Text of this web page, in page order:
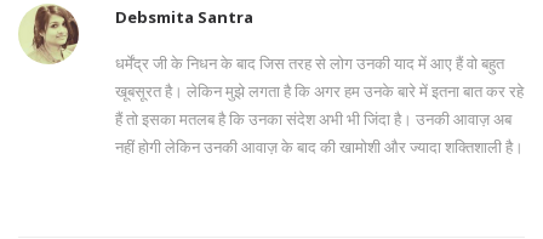
Debsmita Santra
धर्मेंद्र जी के निधन के बाद जिस तरह से लोग उनकी याद में आए हैं वो बहुत
खूबसूरत है। लेकिन मुझे लगता है कि अगर हम उनके बारे में इतना बात कर रहे
हैं तो इसका मतलब है कि उनका संदेश अभी भी जिंदा है। उनकी आवाज़ अब
नहीं होगी लेकिन उनकी आवाज़ के बाद की खामोशी और ज्यादा शक्तिशाली है।